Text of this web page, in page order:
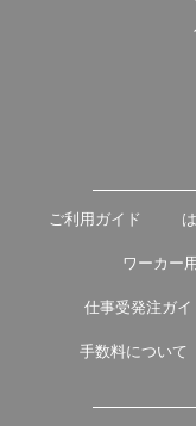
ご利用ガイド
ワーカー
仕事受発注ガイ
手数料について